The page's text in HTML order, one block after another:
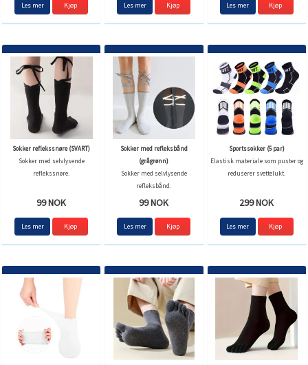
Les mer Les mer Les mer
Sokker reflekssnøre (SVART)
Sokker med selvlysende
reflekssnøre.
99 NOK
Les mer
Sokker med refleksbånd
(grågrønn)
Sokker med selvlysende
refleksbånd.
99 NOK
Les mer
Sportssokker (5 par)
Elastisk materiale som puster og
reduserer svettelukt.
299 NOK
Les mer